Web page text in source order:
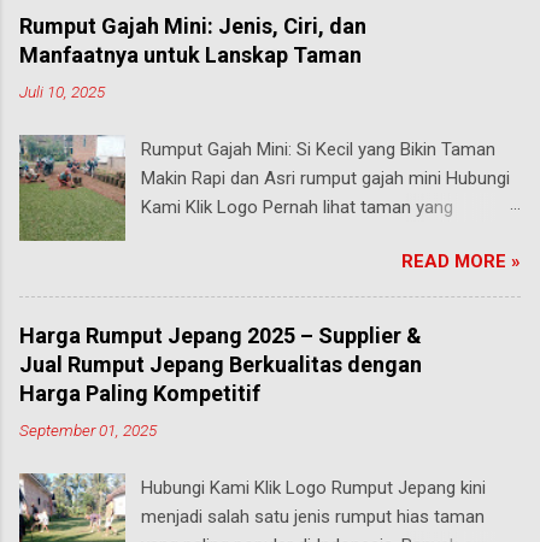
Rumput Gajah Mini: Jenis, Ciri, dan
Manfaatnya untuk Lanskap Taman
Juli 10, 2025
Rumput Gajah Mini: Si Kecil yang Bikin Taman
Makin Rapi dan Asri rumput gajah mini Hubungi
Kami Klik Logo Pernah lihat taman yang
segar walau sering diinjak? Bisa jadi itu adalah
rumput gajah mini , salah satu jenis rumput
paling populer di Indonesia, terutama buat
taman rumah, taman kantor, hingga taman
kota. malang Meski namanya ada kata “gajah”,
rumput ini bukan untuk makanan hewan besar
seperti yang kamu pikirkan. Justru sebaliknya,
ukurannya mungil tapi kekuatannya luar biasa .
Yuk, kita bahas secara mendalam apa itu
READ MORE »
Harga Rumput Jepang 2025 – Supplier &
Jual Rumput Jepang Berkualitas dengan
Harga Paling Kompetitif
September 01, 2025
Hubungi Kami Klik Logo Rumput Jepang kini
menjadi salah satu jenis rumput hias taman